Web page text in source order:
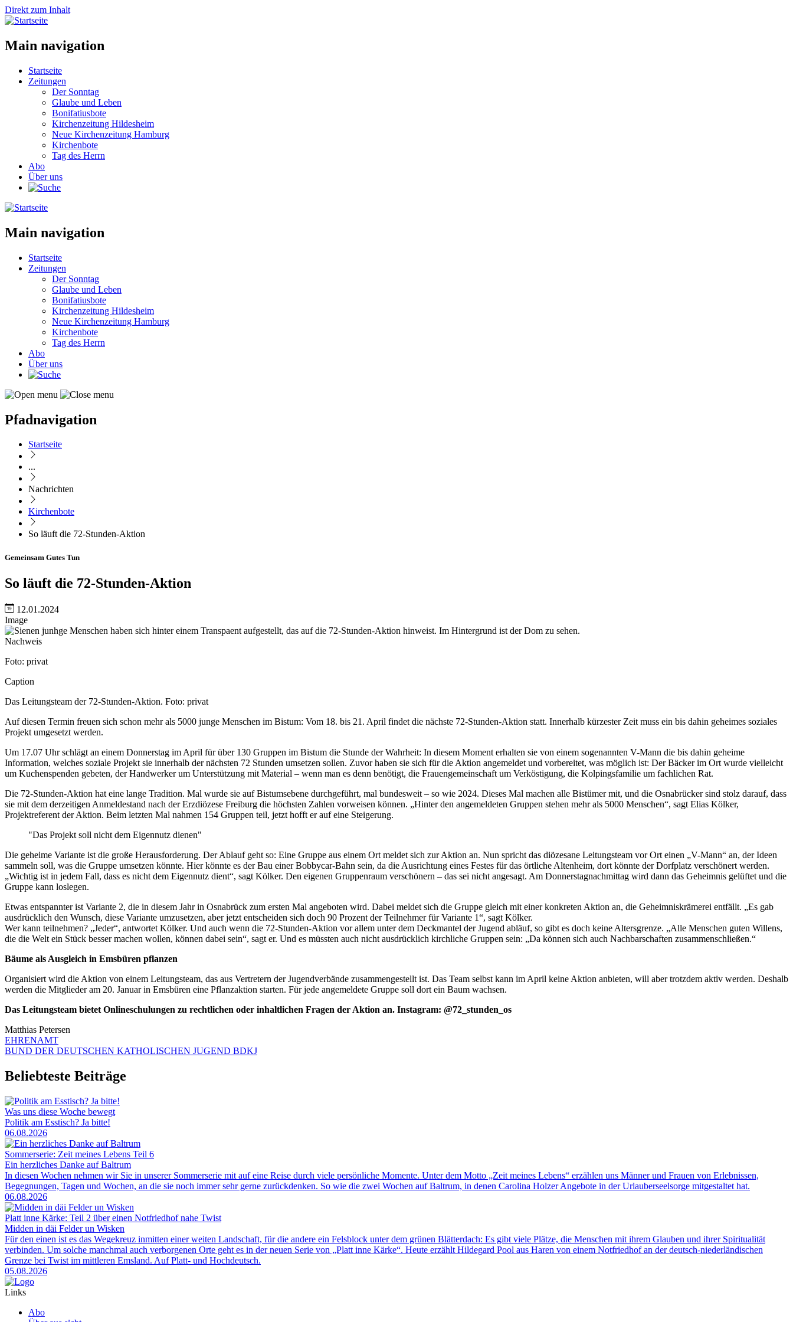
Direkt zum Inhalt
Main navigation
Startseite
Zeitungen
Der Sonntag
Glaube und Leben
Bonifatiusbote
Kirchenzeitung Hildesheim
Neue Kirchenzeitung Hamburg
Kirchenbote
Tag des Herrn
Abo
Über uns
Main navigation
Startseite
Zeitungen
Der Sonntag
Glaube und Leben
Bonifatiusbote
Kirchenzeitung Hildesheim
Neue Kirchenzeitung Hamburg
Kirchenbote
Tag des Herrn
Abo
Über uns
Pfadnavigation
Startseite
...
Nachrichten
Kirchenbote
So läuft die 72-Stunden-Aktion
Gemeinsam Gutes Tun
So läuft die 72-Stunden-Aktion
12.01.2024
Image
Nachweis
Foto: privat
Caption
Das Leitungsteam der 72-Stunden-Aktion. Foto: privat
Auf diesen Termin freuen sich schon mehr als 5000 junge Menschen im Bistum: Vom 18. bis 21. April findet die nächste 72-Stunden-Aktion statt. Innerhalb kürzester Zeit muss ein bis dahin geheimes soziales
Projekt umgesetzt werden.
Um 17.07 Uhr schlägt an einem Donnerstag im April für über 130 Gruppen im Bistum die Stunde der Wahrheit: In diesem Moment erhalten sie von einem sogenannten V-Mann die bis dahin geheime
Information, welches soziale Projekt sie innerhalb der nächsten 72 Stunden umsetzen sollen. Zuvor haben sie sich für die Aktion angemeldet und vorbereitet, was möglich ist: Der Bäcker im Ort wurde vielleicht
um Kuchenspenden gebeten, der Handwerker um Unterstützung mit Material – wenn man es denn benötigt, die Frauengemeinschaft um Verköstigung, die Kolpingsfamilie um fachlichen Rat.
Die 72-Stunden-Aktion hat eine lange Tradition. Mal wurde sie auf Bistumsebene durchgeführt, mal bundesweit – so wie 2024. Dieses Mal machen alle Bistümer mit, und die Osnabrücker sind stolz darauf, dass
sie mit dem derzeitigen Anmeldestand nach der Erzdiözese Freiburg die höchsten Zahlen vorweisen können. „Hinter den angemeldeten Gruppen stehen mehr als 5000 Menschen“, sagt Elias Kölker,
Projektreferent der Aktion. Beim letzten Mal nahmen 154 Gruppen teil, jetzt hofft er auf eine Steigerung.
"Das Projekt soll nicht dem Eigennutz dienen"
Die geheime Variante ist die große Herausforderung. Der Ablauf geht so: Eine Gruppe aus einem Ort meldet sich zur Aktion an. Nun spricht das diözesane Leitungsteam vor Ort einen „V-Mann“ an, der Ideen
sammeln soll, was die Gruppe umsetzen könnte. Hier könnte es der Bau einer Bobbycar-Bahn sein, da die Ausrichtung eines Festes für das örtliche Altenheim, dort könnte der Dorfplatz verschönert werden.
„Wichtig ist in jedem Fall, dass es nicht dem Eigennutz dient“, sagt Kölker. Den eigenen Gruppenraum verschönern – das sei nicht angesagt. Am Donnerstagnachmittag wird dann das Geheimnis gelüftet und die
Gruppe kann loslegen.
Etwas entspannter ist Variante 2, die in diesem Jahr in Osnabrück zum ersten Mal angeboten wird. Dabei meldet sich die Gruppe gleich mit einer konkreten Aktion an, die Geheimniskrämerei entfällt. „Es gab
ausdrücklich den Wunsch, diese Variante umzusetzen, aber jetzt entscheiden sich doch 90 Prozent der Teilnehmer für Variante 1“, sagt Kölker.
Wer kann teilnehmen? „Jeder“, antwortet Kölker. Und auch wenn die 72-Stunden-Aktion vor allem unter dem Deckmantel der Jugend abläuf, so gibt es doch keine Altersgrenze. „Alle Menschen guten Willens,
die die Welt ein Stück besser machen wollen, können dabei sein“, sagt er. Und es müssten auch nicht ausdrücklich kirchliche Gruppen sein: „Da können sich auch Nachbarschaften zusammenschließen.“
Bäume als Ausgleich in Emsbüren pflanzen
Organisiert wird die Aktion von einem Leitungsteam, das aus Vertretern der Jugendverbände zusammengestellt ist. Das Team selbst kann im April keine Aktion anbieten, will aber trotzdem aktiv werden. Deshalb
werden die Mitglieder am 20. Januar in Emsbüren eine Pflanzaktion starten. Für jede angemeldete Gruppe soll dort ein Baum wachsen.
Das Leitungsteam bietet Onlineschulungen zu rechtlichen oder inhaltlichen Fragen der Aktion an. Instagram: @72_stunden_os
Matthias Petersen
EHRENAMT
BUND DER DEUTSCHEN KATHOLISCHEN JUGEND BDKJ
Beliebteste Beiträge
Was uns diese Woche bewegt
Politik am Esstisch? Ja bitte!
06.08.2026
Sommerserie: Zeit meines Lebens Teil 6
Ein herzliches Danke auf Baltrum
In diesen Wochen nehmen wir Sie in unserer Sommerserie mit auf eine Reise durch viele persönliche Momente. Unter dem Motto „Zeit meines Lebens“ erzählen uns Männer und Frauen von Erlebnissen,
Begegnungen, Tagen und Wochen, an die sie noch immer sehr gerne zurückdenken. So wie die zwei Wochen auf Baltrum, in denen Carolina Holzer Angebote in der Urlauberseelsorge mitgestaltet hat.
06.08.2026
Platt inne Kärke: Teil 2 über einen Notfriedhof nahe Twist
Midden in däi Felder un Wisken
Für den einen ist es das Wegekreuz inmitten einer weiten Landschaft, für die andere ein Felsblock unter dem grünen Blätterdach: Es gibt viele Plätze, die Menschen mit ihrem Glauben und ihrer Spiritualität
verbinden. Um solche manchmal auch verborgenen Orte geht es in der neuen Serie von „Platt inne Kärke“. Heute erzählt Hildegard Pool aus Haren von einem Notfriedhof an der deutsch-niederländischen
Grenze bei Twist im mittleren Emsland. Auf Platt- und Hochdeutsch.
05.08.2026
Links
Abo